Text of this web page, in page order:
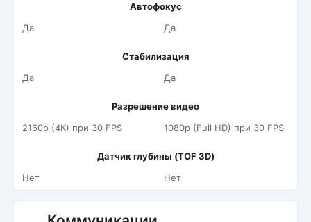
Автофокус
Да
Да
Стабилизация
Да
Да
Разрешение видео
2160p (4K) при 30 FPS
1080p (Full HD) при 30 FPS
Датчик глубины (TOF 3D)
Нет
Нет